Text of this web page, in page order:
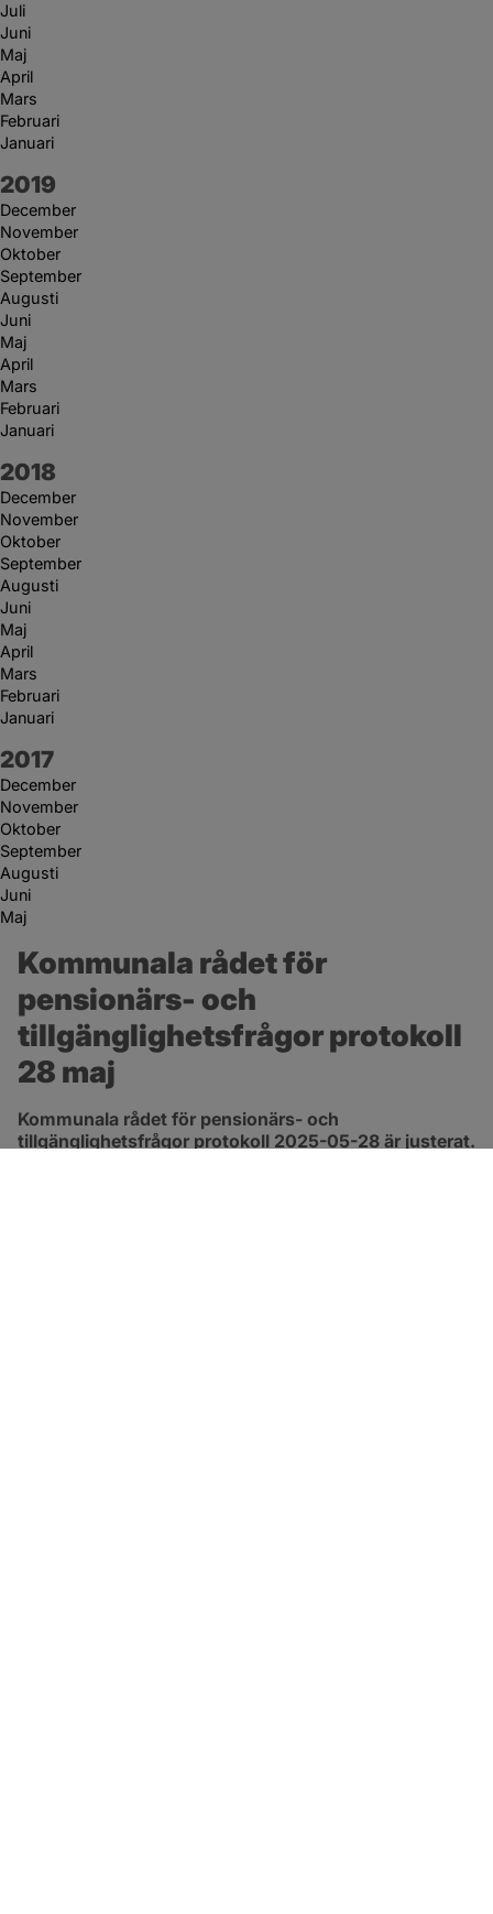
Juli
Juni
Maj
April
Mars
Februari
Januari
År:
2019
December
November
Oktober
September
Augusti
Juni
Maj
April
Mars
Februari
Januari
År:
2018
December
November
Oktober
September
Augusti
Juni
Maj
April
Mars
Februari
Januari
År:
2017
December
November
Oktober
September
Augusti
Juni
Maj
Kommunala rådet för
pensionärs- och
tillgänglighetsfrågor protokoll
28 maj
Kommunala rådet för pensionärs- och
tillgänglighetsfrågor protokoll 2025-05-28 är justerat.